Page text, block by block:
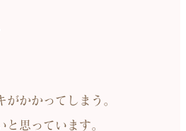
かかってしまう。
思っています。